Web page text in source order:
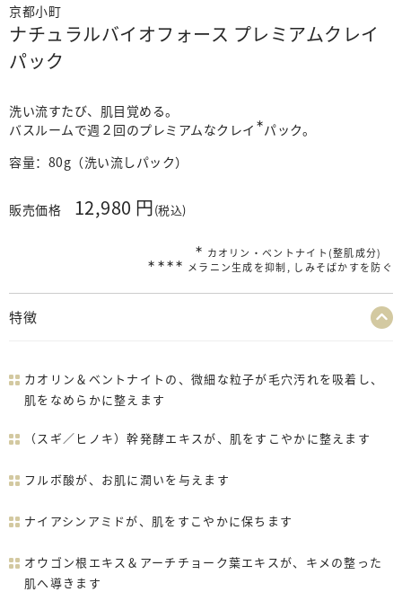
京都小町
ナチュラルバイオフォース プレミアムクレイ
パック
洗い流すたび、肌目覚める。
バスルームで週２回のプレミアムなクレイ ∗パック。
容量： 80g（洗い流しパック）
販売価格 12,980 円(税込)
∗ カオリン・ベントナイト(整肌成分)
∗∗∗∗ メラニン生成を抑制, しみそばかすを防ぐ
特徴
カオリン＆ベントナイトの、微細な粒子が毛穴汚れを吸着し、
肌をなめらかに整えます
（スギ／ヒノキ）幹発酵エキスが、肌をすこやかに整えます
フルボ酸が、お肌に潤いを与えます
ナイアシンアミドが、肌をすこやかに保ちます
オウゴン根エキス＆アーチチョーク葉エキスが、キメの整った
肌へ導きます